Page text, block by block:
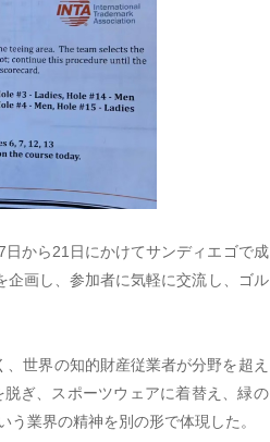
から21日にかけてサンディエゴで成
企画し、参加者に気軽に交流し、ゴル
世界の知的財産従業者が分野を超え
ぎ、スポーツウェアに着替え、緑の
業界の精神を別の形で体現した。